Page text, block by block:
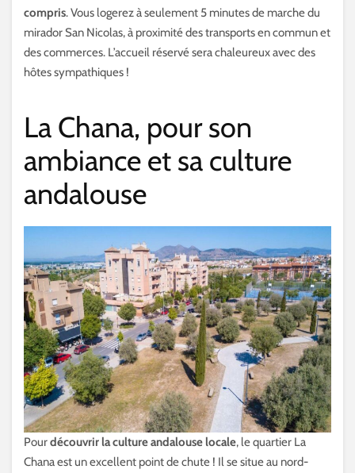
compris. Vous logerez à seulement 5 minutes de marche du
mirador San Nicolas, à proximité des transports en commun et
des commerces. L’accueil réservé sera chaleureux avec des
hôtes sympathiques !
La Chana, pour son
ambiance et sa culture
andalouse
Pourdécouvrir la culture andalouse locale, le quartier La
Chana est un excellent point de chute ! Il se situe au nord-